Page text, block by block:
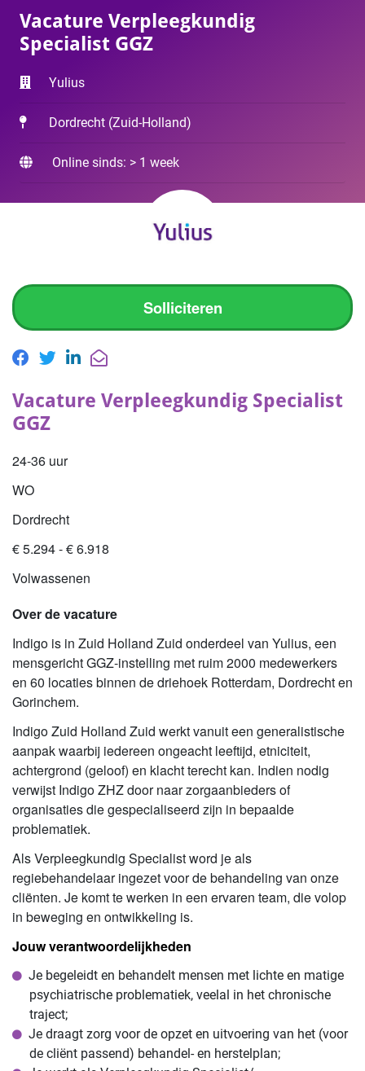
Vacature Verpleegkundig
Specialist GGZ
Yulius
Dordrecht (Zuid-Holland)
Online sinds: > 1 week
Solliciteren
Vacature Verpleegkundig Specialist
GGZ
24-36 uur
WO
Dordrecht
€ 5.294 - € 6.918
Volwassenen
Over de vacature
Indigo is in Zuid Holland Zuid onderdeel van Yulius, een
mensgericht GGZ-instelling met ruim 2000 medewerkers
en 60 locaties binnen de driehoek Rotterdam, Dordrecht en
Gorinchem.
Indigo Zuid Holland Zuid werkt vanuit een generalistische
aanpak waarbij iedereen ongeacht leeftijd, etniciteit,
achtergrond (geloof) en klacht terecht kan. Indien nodig
verwijst Indigo ZHZ door naar zorgaanbieders of
organisaties die gespecialiseerd zijn in bepaalde
problematiek.
Als Verpleegkundig Specialist word je als
regiebehandelaar ingezet voor de behandeling van onze
cliënten. Je komt te werken in een ervaren team, die volop
in beweging en ontwikkeling is.
Jouw verantwoordelijkheden
Je begeleidt en behandelt mensen met lichte en matige
psychiatrische problematiek, veelal in het chronische
traject;
Je draagt zorg voor de opzet en uitvoering van het (voor
de cliënt passend) behandel- en herstelplan;